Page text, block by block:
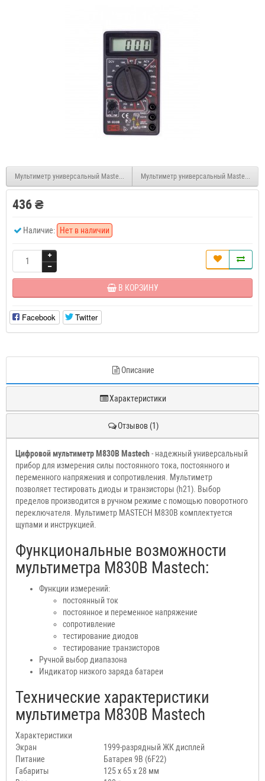
Мультиметр универсальный Mastech MAS830Мультиметр универсальный Mastech
436 ₴
Наличие: Нет в наличии
В КОРЗИНУ
Facebook Twitter
Описание
Характеристики
Отзывов (1)
Цифровой мультиметр M830B Mastech- надежный универсальный
прибор для измерения силы постоянного тока, постоянного и
переменного напряжения и сопротивления. Мультиметр
позволяет тестировать диоды и транзисторы (h21). Выбор
пределов производится в ручном режиме с помощью поворотного
переключателя. Мультиметр MASTECH M830B комплектуется
щупами и инструкцией.
Функциональные возможности
мультиметра M830B Mastech:
Функции измерений:
постоянный ток
постоянное и переменное напряжение
сопротивление
тестирование диодов
тестирование транзисторов
Ручной выбор диапазона
Индикатор низкого заряда батареи
Технические характеристики
мультиметра M830B Mastech
Характеристики
Экран
1999-разрядный ЖК дисплей
Питание
Батарея 9В (6F22)
Габариты
125 x 65 x 28 мм